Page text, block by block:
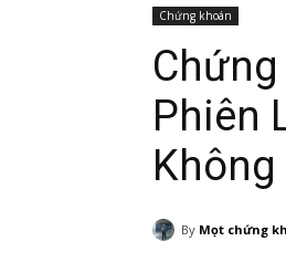
Chứng khoán
Chứng
Phiên
Không
By Mọt chứng